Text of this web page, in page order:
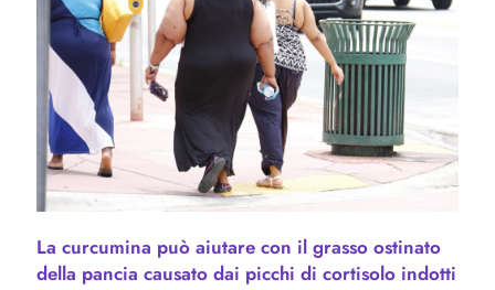
La curcumina può aiutare con il grasso ostinato
della pancia causato dai picchi di cortisolo indotti